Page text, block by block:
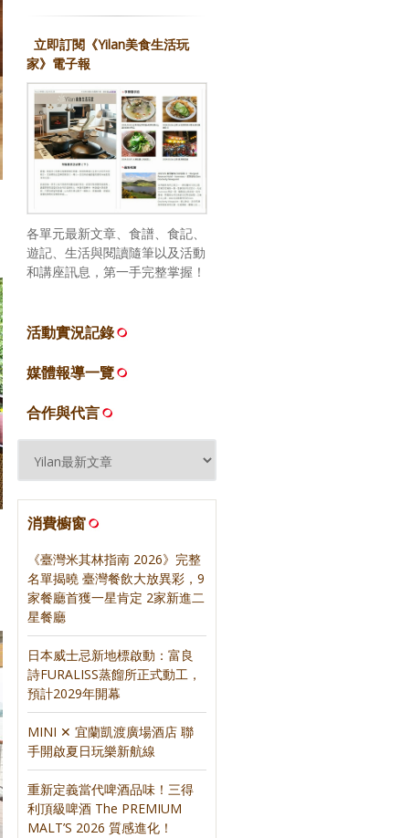
立即訂閱《Yilan美食生活玩
家》電子報
各單元最新文章、食譜、食記、
遊記、生活與閱讀隨筆以及活動
和講座訊息，第一手完整掌握！
活動實況記錄
媒體報導一覽
合作與代言
消費櫥窗
《臺灣米其林指南 2026》完整
名單揭曉 臺灣餐飲大放異彩，9
家餐廳首獲一星肯定 2家新進二
星餐廳
日本威士忌新地標啟動：富良
詩FURALISS蒸餾所正式動工，
預計2029年開幕
MINI ✕ 宜蘭凱渡廣場酒店 聯
手開啟夏日玩樂新航線
重新定義當代啤酒品味！三得
利頂級啤酒 The PREMIUM
MALT’S 2026 質感進化！